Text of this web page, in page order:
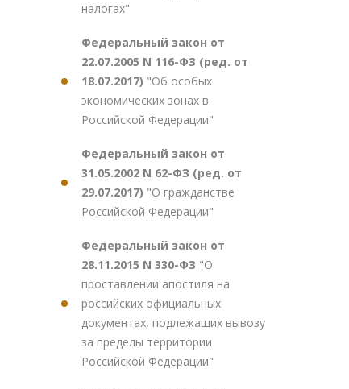
налогах"
Федеральный закон от
22.07.2005 N 116-ФЗ (ред. от
18.07.2017) "Об особых
экономических зонах в
Российской Федерации"
Федеральный закон от
31.05.2002 N 62-ФЗ (ред. от
29.07.2017) "О гражданстве
Российской Федерации"
Федеральный закон от
28.11.2015 N 330-ФЗ "О
проставлении апостиля на
российских официальных
документах, подлежащих вывозу
за пределы территории
Российской Федерации"